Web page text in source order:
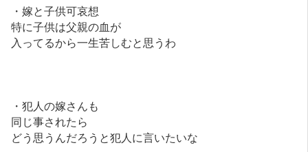
・嫁と子供可哀想
特に子供は父親の血が
入ってるから一生苦しむと思うわ
・犯人の嫁さんも
同じ事されたら
どう思うんだろうと犯人に言いたいな